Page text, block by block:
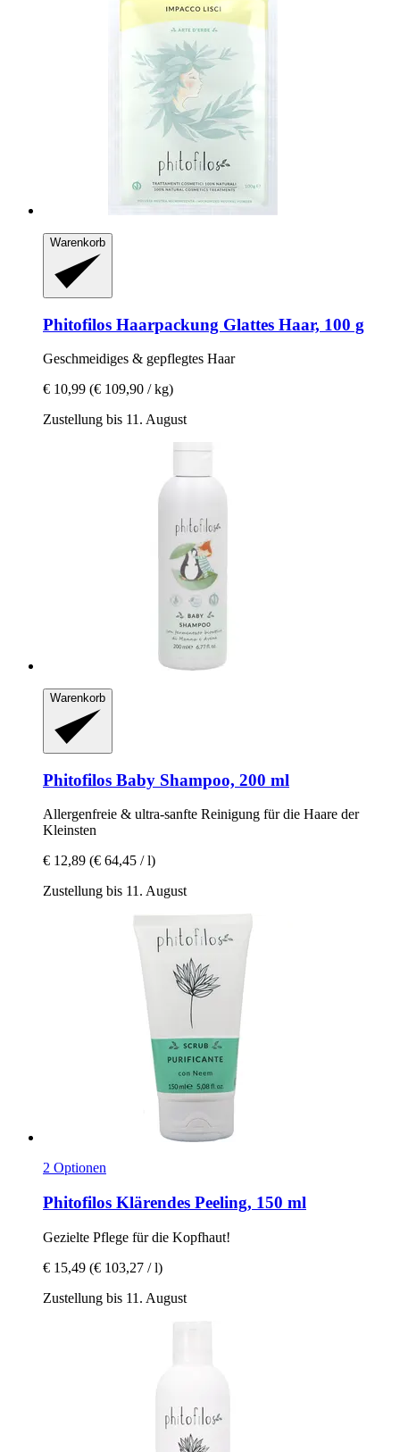
Warenkorb
Phitofilos Haarpackung Glattes Haar, 100 g
Geschmeidiges & gepflegtes Haar
€ 10,99 (€ 109,90 / kg)
Zustellung bis 11. August
Warenkorb
Phitofilos Baby Shampoo, 200 ml
Allergenfreie & ultra-​sanfte Reinigung für die Haare der
Kleinsten
€ 12,89 (€ 64,45 / l)
Zustellung bis 11. August
2 Optionen
Phitofilos Klärendes Peeling, 150 ml
Gezielte Pflege für die Kopfhaut!
€ 15,49 (€ 103,27 / l)
Zustellung bis 11. August